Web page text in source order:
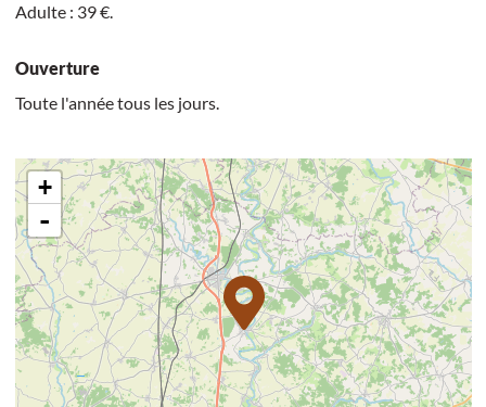
Adulte : 39 €.
Ouverture
Toute l'année tous les jours.
+
-